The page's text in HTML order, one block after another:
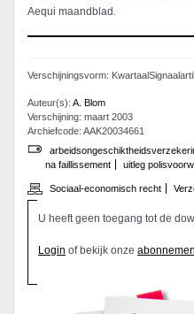
Aequi maandblad.
Verschijningsvorm:
Auteur(s): A. Blom
Verschijning: maart 2003
Archiefcode: AAK20034661
na faillissement
uitleg
Sociaal-economisch recht
U heeft geen toegang tot de
Login of bekijk onze